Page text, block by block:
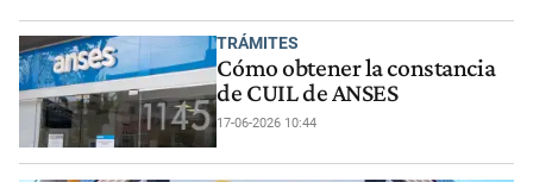
TRÁMITES
Cómo obtener la constancia
de CUIL de ANSES
17-06-2026 10:44